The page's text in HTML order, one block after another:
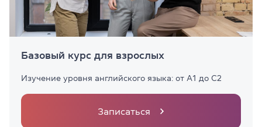
Базовый курс для взрослых
Изучение уровня английского языка: от А1 до С2
Записаться